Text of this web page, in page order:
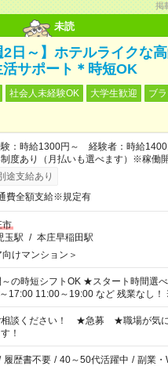
掲
未読
2日～】ホテルライクな
サポート＊時短OK
社会人未経験OK 大学生歓迎
ブ
験：時給1300円～ 経験者：時給
度あり（月払いも選べます）※稼働
支払いとなります。
途支給あり
費全額支給※規定有
市
玉駅 / 本庄早稲田駅
向けマンション＞
OK ★スタート時間選べます！ 7:00～
11:00～19:00 など 残業なし！ ※Wワークの
仕事と合わせ週40時間超の就業はご
づき、週20時間以上勤務は社会保険
※労働者派遣法（日雇い派遣の原則禁
間の就業はご案内が難しい場合があ
相談ください！ ★急募 ★職場が気に
！
履歴書不要 / 40～50代活躍中 / 副業・